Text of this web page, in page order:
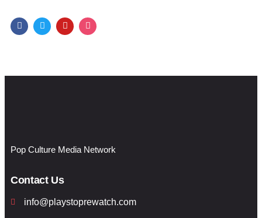
Pop Culture Media Network
Contact Us
info@playstoprewatch.com